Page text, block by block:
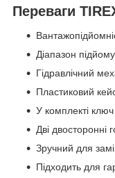
Переваги
Діапазон
Гідравлічний
Пластиковий
У комплекті
Дві двосторонні
Зручний для
Підходить для